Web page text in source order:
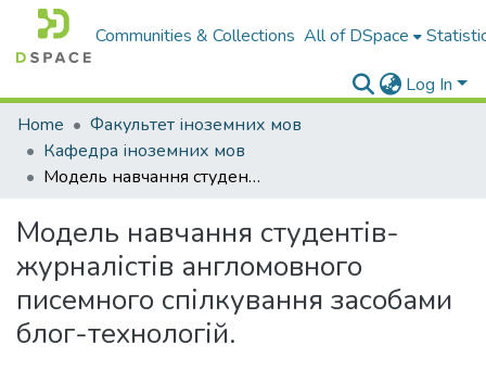
Communities & Collections All of DSpace
Log In
Home
Факультет іноземних мов
Кафедра іноземних мов
Модель навчання студентів-журналістів англомовного писемного спілкування засобами блог-технологій.
Модель навчання студентів-
журналістів англомовного
писемного спілкування засобами
блог-технологій.